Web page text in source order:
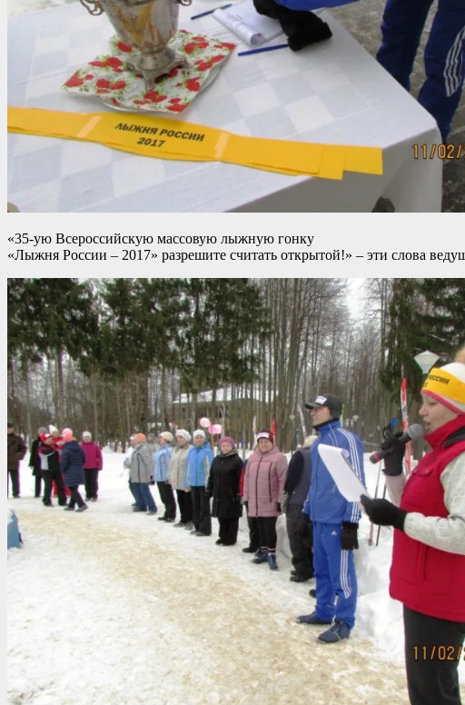
«35-ую Всероссийскую массовую лыжную гонку
«Лыжня России – 2017» разрешите считать открытой!» – эти слова